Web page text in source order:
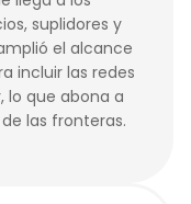
suplidores y
el alcance
incluir las redes
lo que abona a
las fronteras.